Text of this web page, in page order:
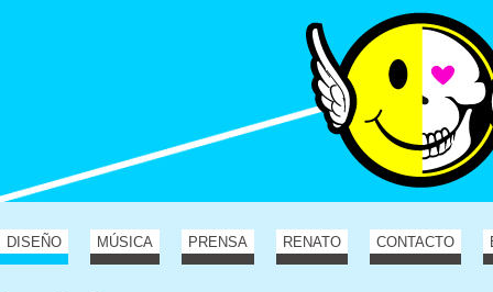
DISEÑO MÚSICA PRENSA RENATO CONTACTO